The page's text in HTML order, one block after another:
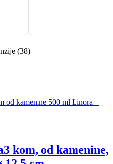
(38)
3 kom, od kamenine,